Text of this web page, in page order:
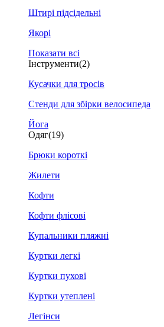
Штирі підсідельні
Якорі
Показати всі
Інструменти(2)
Кусачки для тросів
Стенди для збірки велосипеда
Йога
Одяг(19)
Брюки короткі
Жилети
Кофти
Кофти флісові
Купальники пляжні
Куртки легкі
Куртки пухові
Куртки утеплені
Легінси